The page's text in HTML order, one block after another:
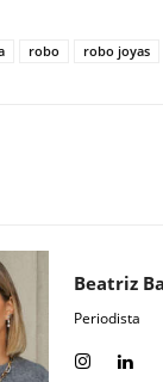
robo robo joyas
Beatriz
Periodista